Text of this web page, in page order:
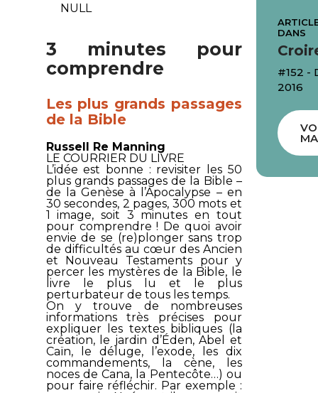
NULL
3 minutes pour
comprendre
Les plus grands passages
de la Bible
Russell Re Manning
LE COURRIER DU LIVRE
L’idée est bonne : revisiter les 50
plus grands passages de la Bible –
de la Genèse à l’Apocalypse – en
30 secondes, 2 pages, 300 mots et
1 image, soit 3 minutes en tout
pour comprendre ! De quoi avoir
envie de se (re)plonger sans trop
de difficultés au cœur des Ancien
et Nouveau Testaments pour y
percer les mystères de la Bible, le
livre le plus lu et le plus
perturbateur de tous les temps.
On y trouve de nombreuses
informations très précises pour
expliquer les textes bibliques (la
création, le jardin d’Éden, Abel et
Caïn, le déluge, l’exode, les dix
commandements, la cène, les
noces de Cana, la Pentecôte…) ou
pour faire réfléchir. Par exemple :
DANS
#152 -
2016